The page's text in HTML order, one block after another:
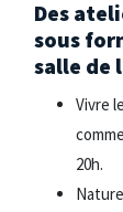
Des
sous
salle de
Vivre
20h.